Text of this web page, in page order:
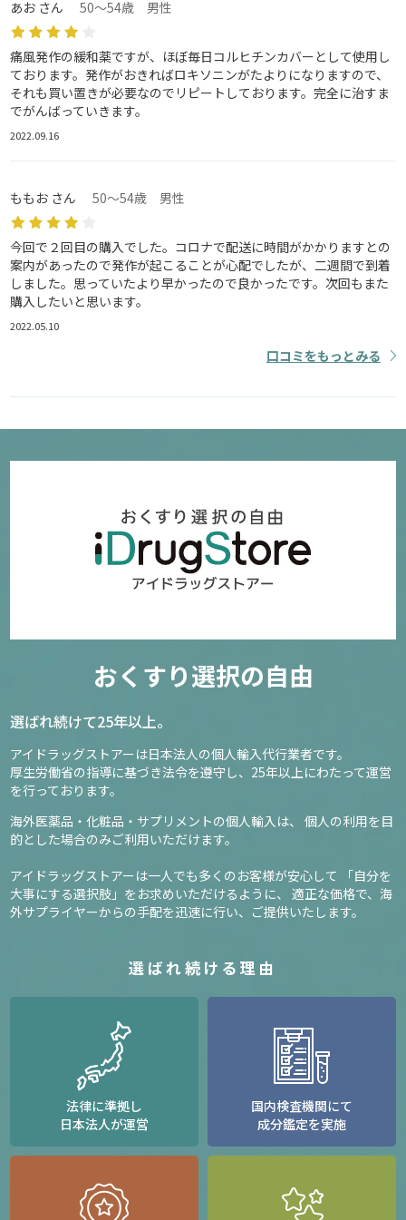
あお さん 50～54歳 男性
痛風発作の緩和薬ですが、ほぼ毎日コルヒチンカバーとして使用し
ております。発作がおきればロキソニンがたよりになりますので、
それも買い置きが必要なのでリピートしております。完全に治すま
でがんばっていきます。
2022.09.16
ももお さん 50～54歳 男性
今回で２回目の購入でした。コロナで配送に時間がかかりますとの
案内があったので発作が起こることが心配でしたが、二週間で到着
しました。思っていたより早かったので良かったです。次回もまた
購入したいと思います。
2022.05.10
口コミをもっとみる
おくすり選択の自由
選ばれ続けて25年以上。
アイドラッグストアーは日本法人の個人輸入代行業者です。
厚生労働省の指導に基づき法令を遵守し、 25年以上にわたって運営
を行っております。
海外医薬品・化粧品・サプリメントの個人輸入は、 個人の利用を目
的とした場合のみご利用いただけます。
アイドラッグストアーは一人でも多くのお客様が安心して
「自分を
大事にする選択肢」をお求めいただけるように、 適正な価格で、海
外サプライヤーからの手配を迅速に行い、ご提供いたします。
選ばれ続ける理由
法律に準拠し
日本法人が運営
国内検査機関にて
成分鑑定を実施